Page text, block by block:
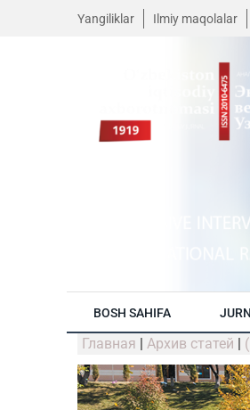
Yangiliklar Ilmiy maqolalar
BOSH SAHIFA
Главная | Архив статей |